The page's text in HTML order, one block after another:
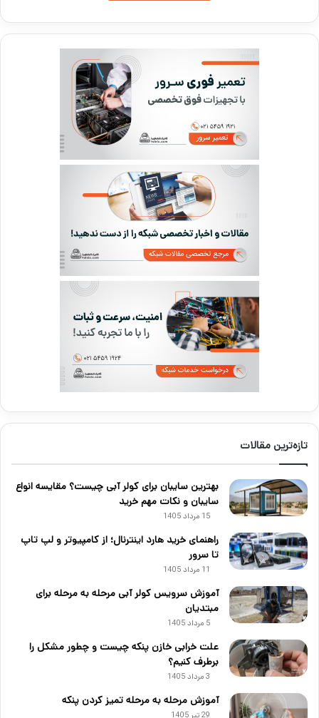
تازه‌ترین مقالات
بهترین سایبان برای کولر آبی چیست؟ مقایسه انواع
سایبان و نکات مهم خرید
15 مرداد 1405
راهنمای خرید هارد اینترنال؛ از کامپیوتر و لپ تاپ
تا سرور
11 مرداد 1405
آموزش سرویس کولر آبی مرحله به مرحله برای
مبتدیان
5 مرداد 1405
علت خرابی خازن پنکه چیست و چطور مشکل را
برطرف کنیم؟
3 مرداد 1405
آموزش مرحله به مرحله تمیز کردن پنکه
29 تیر 1405